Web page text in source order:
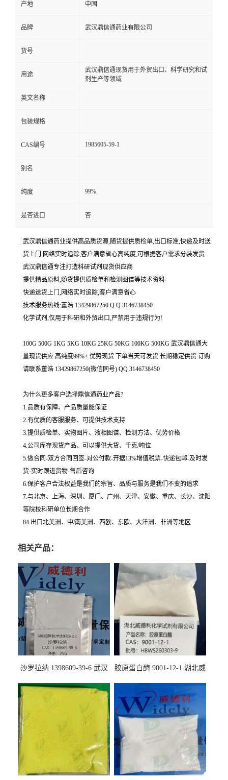
产地 中国
品牌 武汉鼎信通药业有限公司
货号
用途
武汉鼎信通现货用于外贸出口、科学研究和试
剂生产等领域
英文名称
包装规格
CAS编号 1985605-59-1
别名
纯度 99%
是否进口 否
武汉鼎信通药业提供高品质货源,随货提供质检单,出口标准,快递及时送
货上门,网络实时追踪,客户满意省心高纯度,可根据客户需求分装发货
武汉鼎信通专注打造科研试剂现货供应商
提供精品原料,随货提供质检单和检测图谱等技术资料
快递送货上门,网络实时追踪,客户满意省心
技术服务热线:董浩 13429867250 Q Q 3146738450
化学试剂,仅用于科研和外贸出口,严禁用于违规行为!
100G 500G 1KG 5KG 10KG 25KG 50KG 100KG 500KG 武汉鼎信通大
量现货供应 高纯度99%+ 优势现货 下单当天可发货 长期稳定供货 订购
请联系董浩 13429867250(微信同号) QQ 3146738450
为什么更多客户选择鼎信通药业产品?
1.品质有保障、产品质量能保证
2.有优质的客服服务、可提供技术支持
3.提供质检单、实物图片、液相图谱、检测方法、优势价格
4.公司库存现货产品、可以提供大货、千克/吨位
5.做合同-双方合同回签-对公付款-开据13%增值税票-快递包邮-及时发
货-实时跟进货物-售后咨询
6.保护客户合法权益是我们的宗旨、品质与服务是我们不变的追求
7.与北京、上海、深圳、厦门、广州、天津、安徽、重庆、长沙、沈阳
等院校科研单位长期合作
84.出口北美洲、中/南美洲、西欧、东欧、大洋洲、非洲等地区
相关产品：
沙罗拉纳 1398609-39-6 武汉
胶原蛋白酶 9001-12-1 湖北威